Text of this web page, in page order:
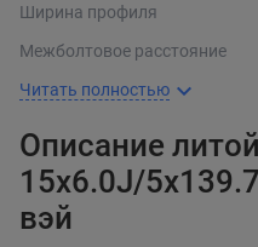
Ширина профиля
Межболтовое расстояние
Читать полностью
Описание
15x6.0J/
вэй